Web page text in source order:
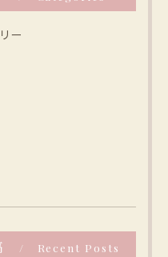
ー
Recent Posts